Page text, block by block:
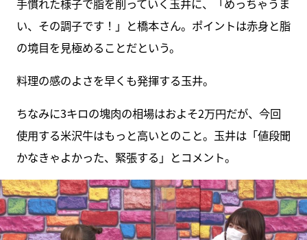
手慣れた様子で脂を削っていく玉井に、「めっちゃうま
い、その調子です！」と橋本さん。ポイントは赤身と脂
の境目を見極めることだという。
料理の感のよさを早くも発揮する玉井。
ちなみに3キロの塊肉の相場はおよそ2万円だが、今回
使用する米沢牛はもっと高いとのこと。玉井は「値段聞
かなきゃよかった、緊張する」とコメント。